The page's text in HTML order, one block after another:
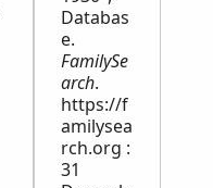
Databas
e.
FamilySe
arch.
https://f
amilysea
rch.org :
31